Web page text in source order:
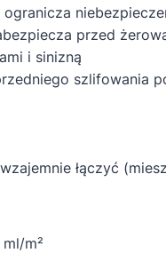
przed
i sinizną
szlifowania
łączyć
m²